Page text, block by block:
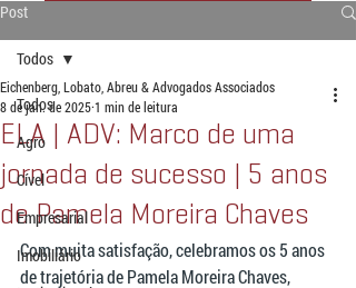
Post
Todos
Agro
Cível
Empresarial
Imobiliário
Todos
ELA | ADV: Marco de uma
jornada de sucesso | 5 anos
de Pamela Moreira Chaves
Eichenberg, Lobato, Abreu & Advogados Associados
8 de jan. de 20251 min de leitura
Com muita satisfação, celebramos os 5 anos
de trajetória de Pamela Moreira Chaves,